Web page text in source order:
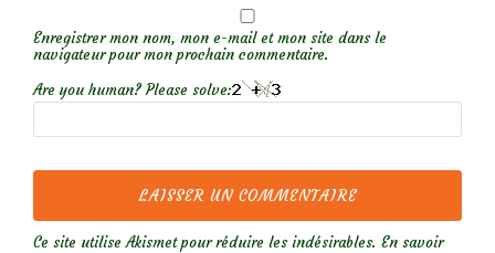
Enregistrer mon nom, mon e-mail et mon site dans le
navigateur pour mon prochain commentaire.
Are you human? Please solve:
Ce site utilise Akismet pour réduire les indésirables. En savoir